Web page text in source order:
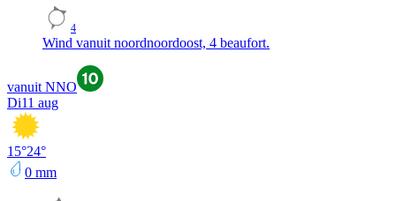
4
Wind vanuit noordnoordoost, 4 beaufort.
vanuit NNO
Di11 aug
15°24°
0 mm